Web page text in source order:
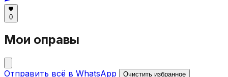
0
Мои оправы
Отправить всё в WhatsApp Очистить избранное